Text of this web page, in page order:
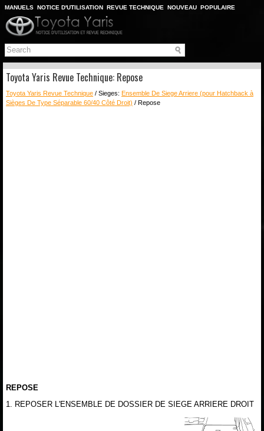
MANUELS NOTICE D'UTILISATION REVUE TECHNIQUE NOUVEAU POPULAIRE
PLAN DU SITE
CHERCHER
Toyota Yaris Revue Technique: Repose
Toyota Yaris Revue Technique / Sieges: Ensemble De Siege Arriere (pour Hatchback à
Sièges De Type Séparable 60/40 Côté Droit) / Repose
REPOSE
1. REPOSER L'ENSEMBLE DE DOSSIER DE SIEGE ARRIERE DROIT